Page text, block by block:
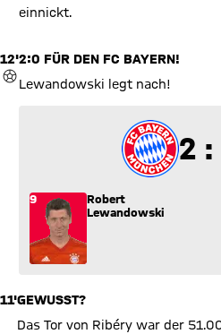
einnickt.
12'
TOR
2:0 FÜR DEN FC BAYERN!
Lewandowski legt nach!
2
2 :
9
Robert
Lewandowski
11'GEWUSST?
Das Tor von Ribéry war der